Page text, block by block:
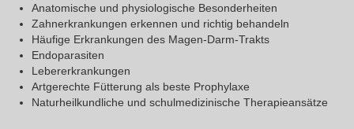
Anatomische und physiologische Besonderheiten
Zahnerkrankungen erkennen und richtig behandeln
Häufige Erkrankungen des Magen-Darm-Trakts
Endoparasiten
Lebererkrankungen
Artgerechte Fütterung als beste Prophylaxe
Naturheilkundliche und schulmedizinische Therapieansätze